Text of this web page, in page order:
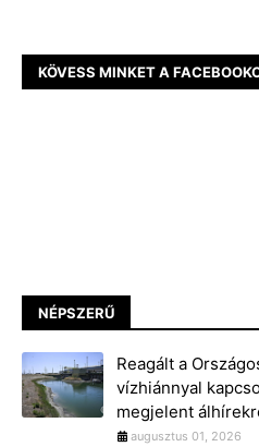
KÖVESS MINKET A
NÉPSZERŰ
Reagált a
vízhiánnyal
megjelent
augusztus 01, 2026